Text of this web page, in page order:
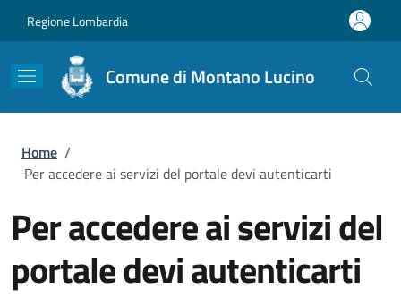
Regione Lombardia
Comune di Montano Lucino
Briciole di pane
Home /
Per accedere ai servizi del portale devi autenticarti
Per accedere ai servizi del
portale devi autenticarti